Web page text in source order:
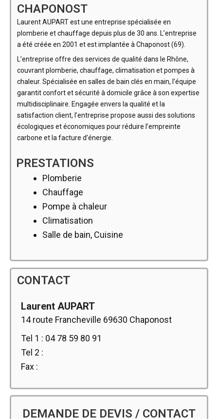
CHAPONOST
Laurent AUPART est une entreprise spécialisée en
plomberie et chauffage depuis plus de 30 ans. L’entreprise
a été créée en 2001 et est implantée à Chaponost (69).
L’entreprise offre des services de qualité dans le Rhône,
couvrant plomberie, chauffage, climatisation et pompes à
chaleur. Spécialisée en salles de bain clés en main, l’équipe
garantit confort et sécurité à domicile grâce à son expertise
multidisciplinaire. Engagée envers la qualité et la
satisfaction client, l’entreprise propose aussi des solutions
écologiques et économiques pour réduire l’empreinte
carbone et la facture d’énergie.
PRESTATIONS
Plomberie
Chauffage
Pompe à chaleur
Climatisation
Salle de bain, Cuisine
CONTACT
Laurent AUPART
14 route Francheville 69630 Chaponost
Tel 1 : 04 78 59 80 91
Tel 2 :
Fax :
DEMANDE DE DEVIS / CONTACT